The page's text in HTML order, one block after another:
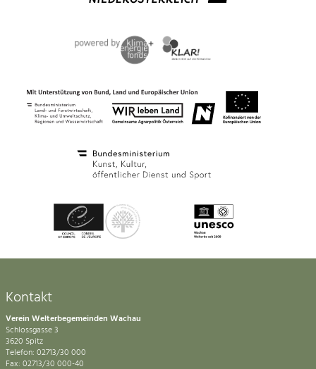
Kontakt
Verein Welterbegemeinden Wachau
Schlossgasse 3
3620 Spitz
Telefon: 02713/30 000
Fax: 02713/30 000-40